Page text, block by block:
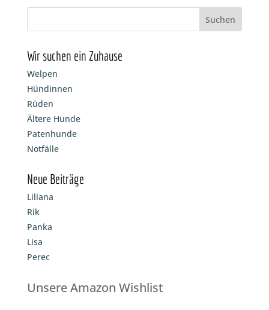
Wir suchen ein Zuhause
Welpen
Hündinnen
Rüden
Ältere Hunde
Patenhunde
Notfälle
Neue Beiträge
Liliana
Rik
Panka
Lisa
Perec
Unsere Amazon Wishlist